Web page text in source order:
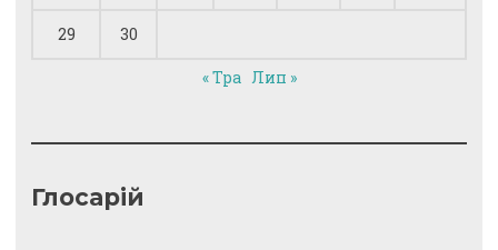
29 30
« Тра Лип »
Глосарій